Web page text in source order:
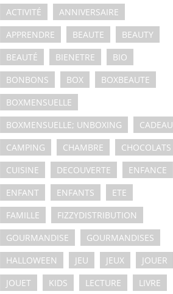
ACTIVITÉ
ANNIVERSAIRE
APPRENDRE
BEAUTE
BEAUTY
BEAUTÉ
BIENETRE
BIO
BONBONS
BOX
BOXBEAUTE
BOXMENSUELLE
BOXMENSUELLE; UNBOXING
CADEAU
CAMPING
CHAMBRE
CHOCOLATS
CUISINE
DECOUVERTE
ENFANCE
ENFANT
ENFANTS
ETE
FAMILLE
FIZZYDISTRIBUTION
GOURMANDISE
GOURMANDISES
HALLOWEEN
JEU JEUX
JOUER
JOUET
KIDS LECTURE LIVRE